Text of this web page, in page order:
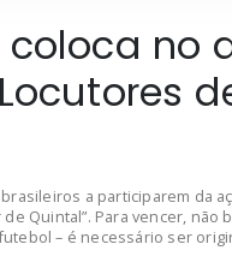
no
a participarem da
Quintal”. Para vencer, não
– é necessário ser